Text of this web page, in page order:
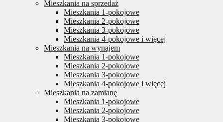
Mieszkania na sprzedaż
Mieszkania 1-pokojowe
Mieszkania 2-pokojowe
Mieszkania 3-pokojowe
Mieszkania 4-pokojowe i więcej
Mieszkania na wynajem
Mieszkania 1-pokojowe
Mieszkania 2-pokojowe
Mieszkania 3-pokojowe
Mieszkania 4-pokojowe i więcej
Mieszkania na zamianę
Mieszkania 1-pokojowe
Mieszkania 2-pokojowe
Mieszkania 3-pokojowe